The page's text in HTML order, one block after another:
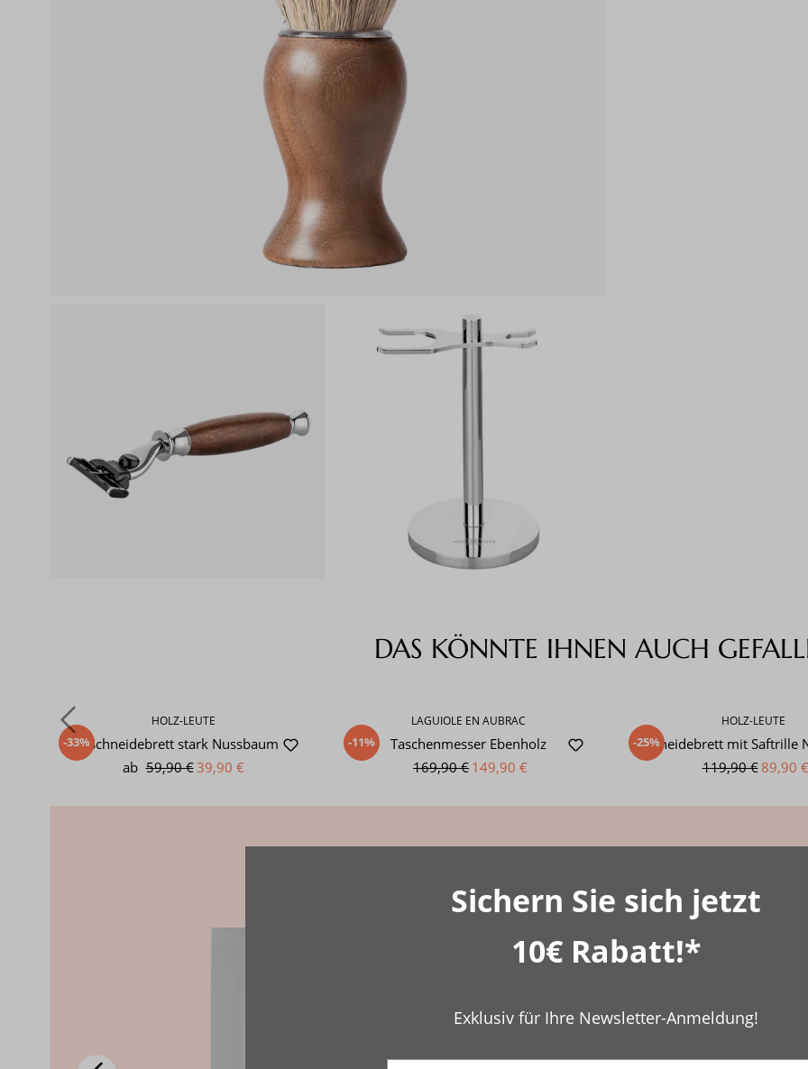
Sichern Sie sich jetzt
10€ Rabatt!*
Exklusiv für Ihre Newsletter-Anmeldung!
DAS KÖNNTE IHNEN AUCH
-33%
HOLZ-LEUTE
Schneidebrett stark Nussbaum
ab 59,90 €39,90 €
-11%
LAGUIOLE EN AUBRAC
Taschenmesser Ebenholz
169,90 € 149,90 €
-25%
HOLZ-LEUTE
Schneidebrett mit Saftrille
119,90 € 89,90 €